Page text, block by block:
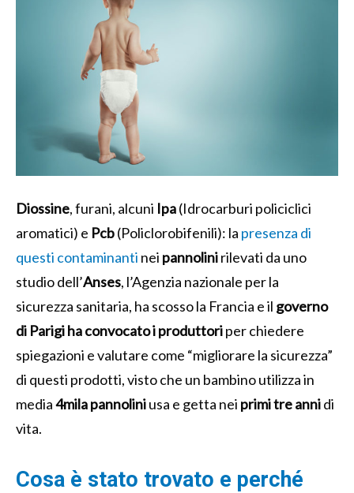
Diossine, furani, alcuni Ipa(Idrocarburi policiclici
aromatici) e Pcb(Policlorobifenili): la presenza di
questi contaminanti nei pannolinirilevati da uno
studio dell’Anses, l’Agenzia nazionale per la
sicurezza sanitaria, ha scosso la Francia e il governo
di Parigi ha convocato i produttoriper chiedere
spiegazioni e valutare come “migliorare la sicurezza”
di questi prodotti, visto che un bambino utilizza in
media4mila pannoliniusa e getta nei primi tre annidi
vita.
Cosa è stato trovato e perché